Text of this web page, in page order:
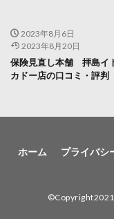
2023年8月6日
2023年8月20日
保険見直し本舗 拝島イ
カドー店の口コミ・評判
ホーム プライバシ